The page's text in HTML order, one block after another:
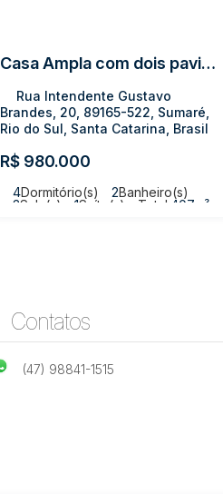
Casa Ampla com dois pavimentos no Centro de Rio do Sul
R$ 980.000
Rua Intendente Gustavo
Brandes, 20, 89165-522, Sumaré,
Rio do Sul, Santa Catarina, Brasil
4Dormitório(s) 2Banheiro(s)
3Sala(s) 1Suíte(s) Total: 407m²
Contatos
(47) 98841-1515